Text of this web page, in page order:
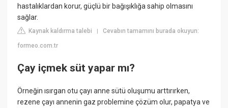
hastalıklardan korur, güçlü bir bağışıklığa sahip olmasını
sağlar.
Kaynak kaldırma talebi |Cevabın tamamını burada okuyun:
formeo.com.tr
Çay içmek süt yapar mı?
Örneğin ısırgan otu çayı anne sütü oluşumu arttırırken,
rezene çayı annenin gaz problemine çözüm olur, papatya ve